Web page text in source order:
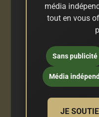
média
tout en vous
Sans publicité
Média
JE